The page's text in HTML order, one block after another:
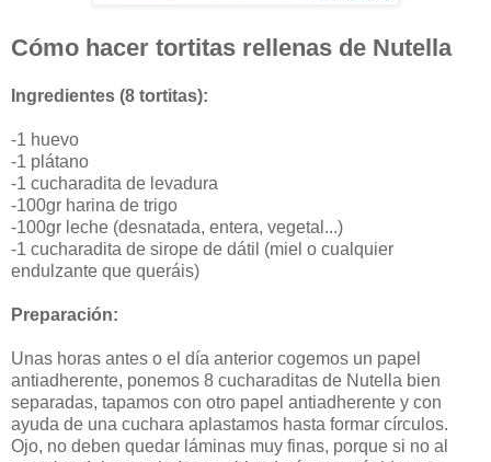
Cómo hacer tortitas rellenas de Nutella
Ingredientes (8 tortitas):
-1 huevo
-1 plátano
-1 cucharadita de levadura
-100gr harina de trigo
-100gr leche (desnatada, entera, vegetal...)
-1 cucharadita de sirope de dátil (miel o cualquier
endulzante que queráis)
Preparación:
Unas horas antes o el día anterior cogemos un papel
antiadherente, ponemos 8 cucharaditas de Nutella bien
separadas, tapamos con otro papel antiadherente y con
ayuda de una cuchara aplastamos hasta formar círculos.
Ojo, no deben quedar láminas muy finas, porque si no al